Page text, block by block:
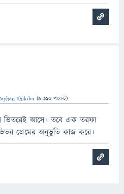
Shikder (9,310 পয়েন্ট)
ভিতরেই আসে। তবে এক তরফা
প্রেমের অনুভূতি কাজ করে।